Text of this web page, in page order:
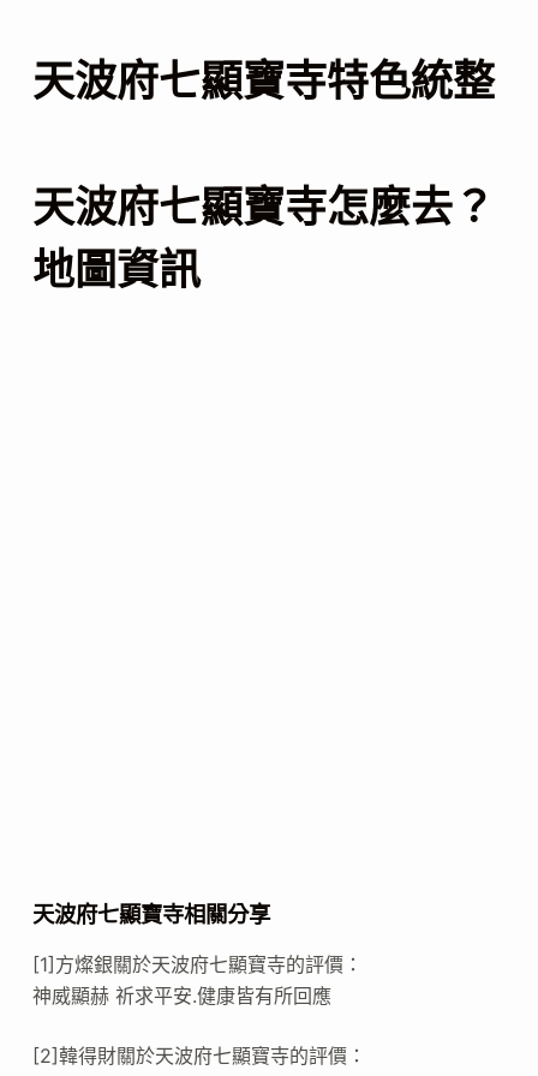
天波府七顯寶寺特色統整
天波府七顯寶寺怎麼去？
地圖資訊
天波府七顯寶寺相關分享
[1]方燦銀關於天波府七顯寶寺的評價：
神威顯赫 祈求平安.健康皆有所回應
[2]韓得財關於天波府七顯寶寺的評價：